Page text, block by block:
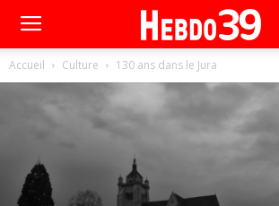
Accueil Culture 130 ans dans le Jura